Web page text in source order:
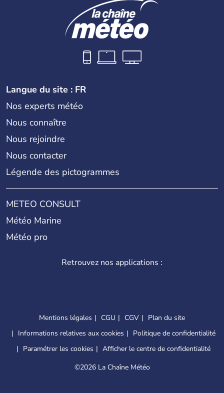
Langue du site : FR
Nos experts météo
Nous connaître
Nous rejoindre
Nous contacter
Légende des pictogrammes
METEO CONSULT
Météo Marine
Météo pro
Retrouvez nos applications :
Mentions légales CGU CGV
Plan du site
Informations relatives aux cookies
Politique de confidentialité
Paramétrer les cookies
Afficher le centre de confidentialité
©2026 La Chaîne Météo